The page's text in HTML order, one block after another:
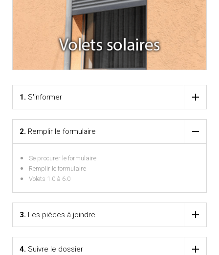
1. S'informer
2. Remplir le formulaire
Se procurer le formulaire
Remplir le formulaire
Volets 1.0 à 6.0
3. Les pièces à joindre
4. Suivre le dossier